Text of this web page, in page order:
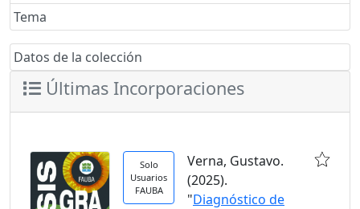
Tema
Datos de la colección
Últimas Incorporaciones
Solo
Usuarios
FAUBA
Verna, Gustavo.
(2025).
"Diagnóstico de